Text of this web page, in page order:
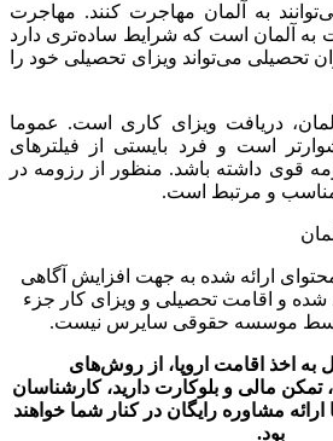
به آلمان مهاجرت کنند. مهاجرت
به آلمان است که شرایط ساده‌تری دارد
تحصیلی می‌تواند ویزای تحصیلی خود را
دریافت ویزای کاری است. عموما
است و فرد بایستی از فیلترهای
قوی داشته باشد. منظور از رزومه در
مناسب و مرتبط است.
ارائه شده به جهت افزایش آگاهی
شده و اقامت تحصیلی و ویزای کار جزء
موسسه حقوقی سایرس نیست.
به اخذ اقامت اروپا، از روش‌های
تمکن مالی و بلوکارت دارید، کارشناسان
مشاوره رایگان در کنار شما خواهند
بود.